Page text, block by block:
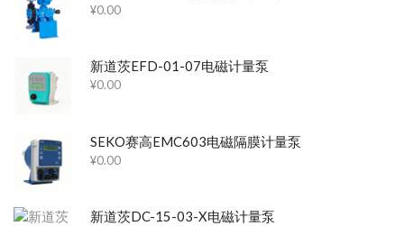
¥0.00
新道茨EFD-01-07电磁计量泵
¥0.00
SEKO赛高EMC603电磁隔膜计量泵
¥0.00
新道茨DC-15-03-X电磁计量泵